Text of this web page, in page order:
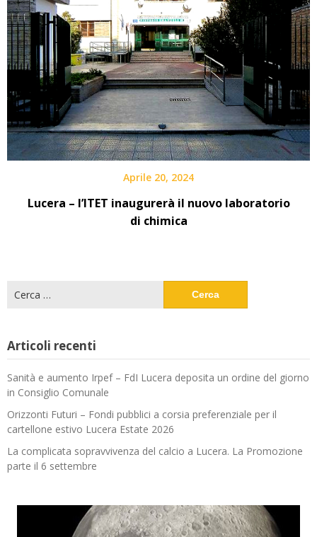
Aprile 20, 2024
Lucera – l’ITET inaugurerà il nuovo laboratorio
di chimica
per:
Articoli recenti
Sanità e aumento Irpef – FdI Lucera deposita un ordine del giorno
in Consiglio Comunale
Orizzonti Futuri – Fondi pubblici a corsia preferenziale per il
cartellone estivo Lucera Estate 2026
La complicata sopravvivenza del calcio a Lucera. La Promozione
parte il 6 settembre